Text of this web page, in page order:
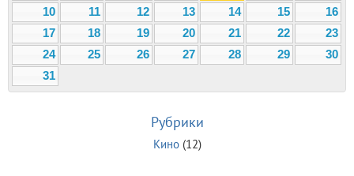
10
11 12 13 14 15
16
17
18 19 20 21 22
23
24
25 26 27 28 29
30
31
Рубрики
Кино(12)